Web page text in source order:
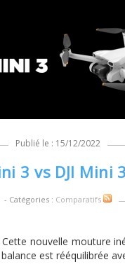
Publié le : 15/12/2022
3 vs DJI Mini
- Catégories : Comparatifs
Cette nouvelle mouture
est rééquilibrée